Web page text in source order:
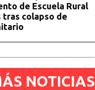
de Escuela Rural
tras colapso de
NOTICIAS